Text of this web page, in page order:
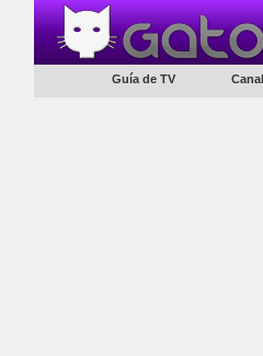
Guía de TV